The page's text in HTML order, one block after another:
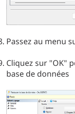
Passez au menu
Cliquez sur "OK"
base de données